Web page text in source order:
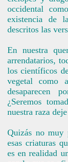
occidental
existencia de
descritos las
En nuestra
arrendatarios,
los científicos
vegetal como
desaparecen
¿Seremos
nuestra raza
Quizás no muy
esas criaturas
es en realidad